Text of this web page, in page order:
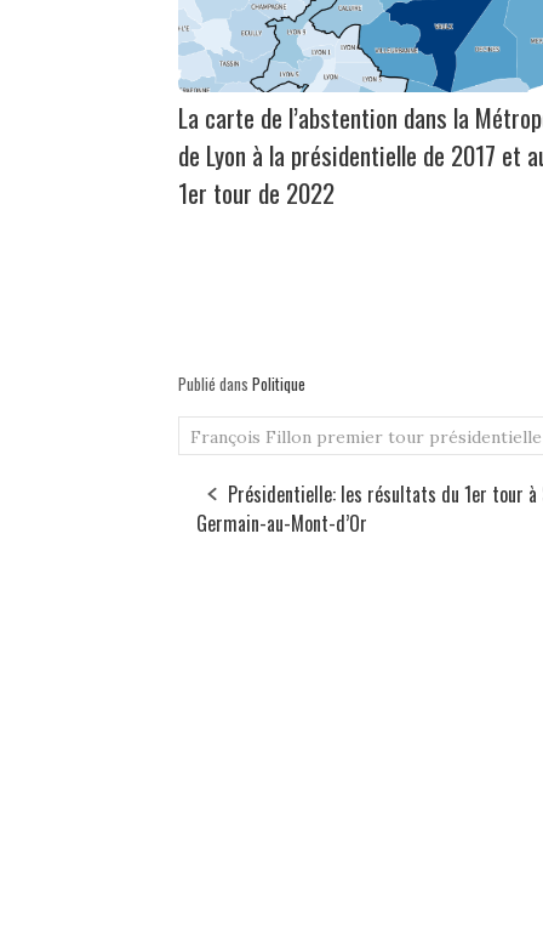
La carte de l’abstention dans la
de Lyon à la présidentielle de 2017 et
1er tour de 2022
Publié dans Politique
François Fillon premier tour présidentielle
Présidentielle: les résultats du 1er tour à
Germain-au-Mont-d’Or